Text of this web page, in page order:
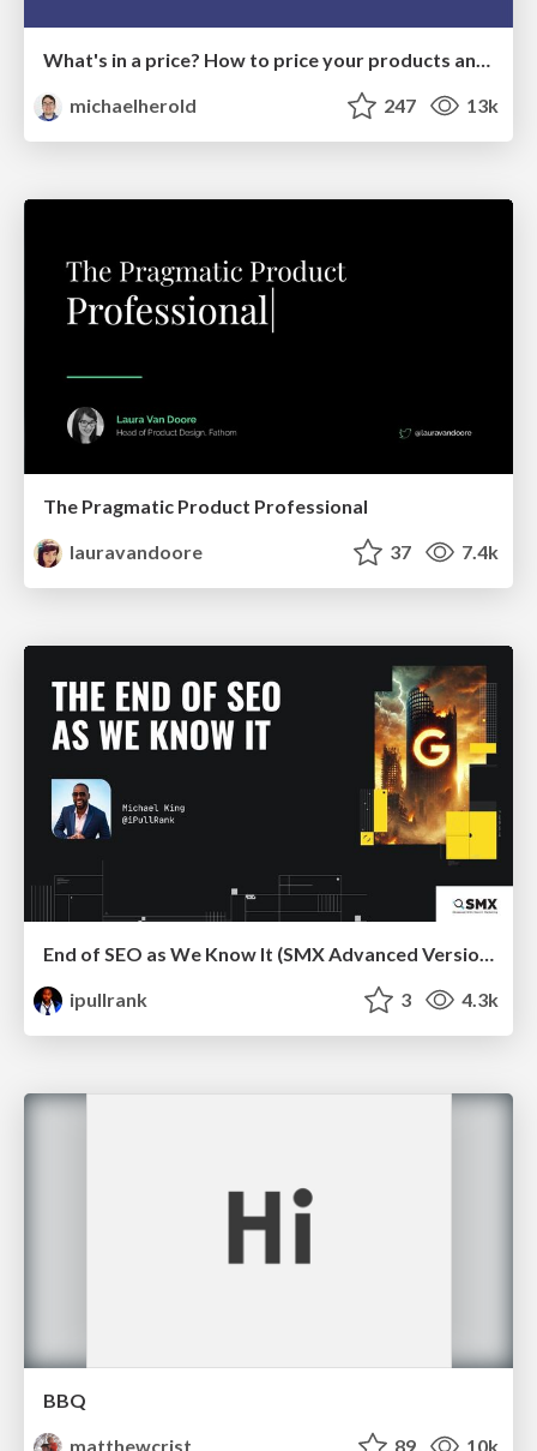
What's in a price? How to price your products and services
michaelherold
247 13k
The Pragmatic Product Professional
lauravandoore
37 7.4k
ipullrank
3 4.3k
BBQ
matthewcrist
89 10k